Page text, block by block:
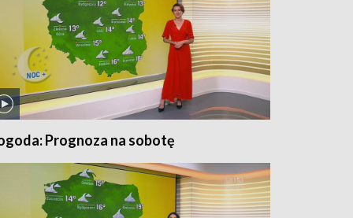
Prognoza na sobotę